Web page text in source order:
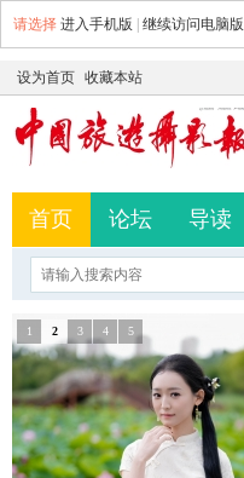
请选择 进入手机版 继续访问电脑版
设为首页 收藏本站
首页 论坛 导读
1 2 3 4 5